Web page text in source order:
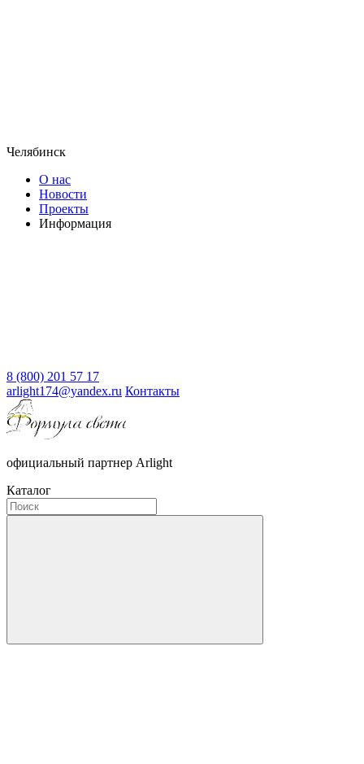
Челябинск
О нас
Новости
Проекты
Информация
8 (800) 201 57 17
arlight174@yandex.ru Контакты
официальный партнер Arlight
Каталог